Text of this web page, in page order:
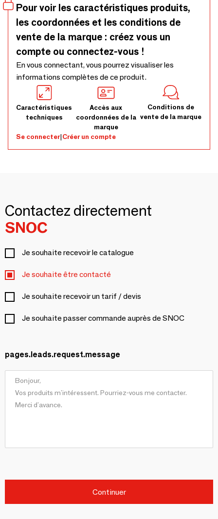
Pour voir les caractéristiques produits,
les coordonnées et les conditions de
vente de la marque : créez vous un
compte ou connectez-vous !
En vous connectant, vous pourrez visualiser les
informations complètes de ce produit.
Caractéristiques
techniques
Accès aux
coordonnées de la
marque
Conditions de
vente de la marque
Se connecter|Créer un compte
Contactez directement
SNOC
Je souhaite recevoir le catalogue
Je souhaite être contacté
Je souhaite recevoir un tarif / devis
Je souhaite passer commande auprès de SNOC
pages.leads.request.message
Continuer